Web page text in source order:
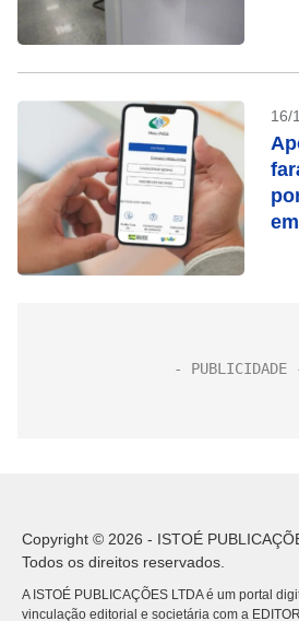
16/
Copyright © 2026 - ISTOÉ
Todos os direitos reservados.
A ISTOÉ PUBLICAÇÕES LTDA é um portal
vinculação editorial e societária com a